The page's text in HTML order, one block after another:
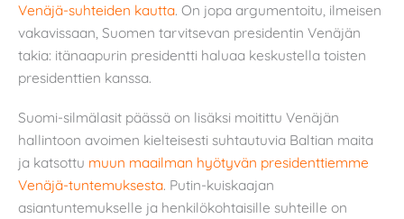
Venäjä-suhteiden kautta. On jopa argumentoitu, ilmeisen
vakavissaan, Suomen tarvitsevan presidentin Venäjän
takia: itänaapurin presidentti haluaa keskustella toisten
presidenttien kanssa.
Suomi-silmälasit päässä on lisäksi moitittu Venäjän
hallintoon avoimen kielteisesti suhtautuvia Baltian maita
ja katsottu muun maailman hyötyvän presidenttiemme
Venäjä-tuntemuksesta. Putin-kuiskaajan
asiantuntemukselle ja henkilökohtaisille suhteille on